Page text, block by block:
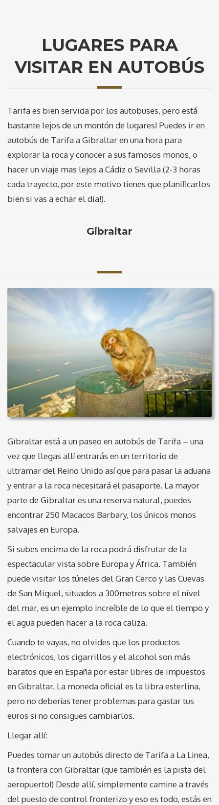
LUGARES PARA
VISITAR EN AUTOBÚS
Tarifa es bien servida por los autobuses, pero está
bastante lejos de un montón de lugares! Puedes ir en
autobús de Tarifa a Gibraltar en una hora para
explorar la roca y conocer a sus famosos monos, o
hacer un viaje mas lejos a Cádiz o Sevilla (2-3 horas
cada trayecto, por este motivo tienes que planificarlos
bien si vas a echar el dia!).
Gibraltar
Gibraltar está a un paseo en autobús de Tarifa – una
vez que llegas allí entrarás en un territorio de
ultramar del Reino Unido así que para pasar la aduana
y entrar a la roca necesitará el pasaporte. La mayor
parte de Gibraltar es una reserva natural, puedes
encontrar 250 Macacos Barbary, los únicos monos
salvajes en Europa.
Si subes encima de la roca podrá disfrutar de la
espectacular vista sobre Europa y África. También
puede visitar los túneles del Gran Cerco y las Cuevas
de San Miguel, situados a 300metros sobre el nivel
del mar, es un ejemplo increíble de lo que el tiempo y
el agua pueden hacer a la roca caliza.
Cuando te vayas, no olvides que los productos
electrónicos, los cigarrillos y el alcohol son más
baratos que en España por estar libres de impuestos
en Gibraltar. La moneda oficial es la libra esterlina,
pero no deberías tener problemas para gastar tus
euros si no consigues cambiarlos.
Llegar allí:
Puedes tomar un autobús directo de Tarifa a La Linea,
la frontera con Gibraltar (que también es la pista del
aeropuerto!) Desde allí, simplemente camine a través
del puesto de control fronterizo y eso es todo, estás en